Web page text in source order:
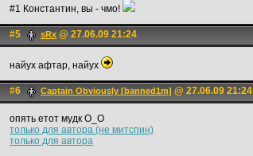
#1 Константин, вы - чмо!
#5 sRx @ 27.06.09 21:24
найух афтар, найух
#6 Captain Obviously [banned1m] @ 27.06.09 21:24
опять етот мудк О_О
только для автора (не митспин)
только для автора